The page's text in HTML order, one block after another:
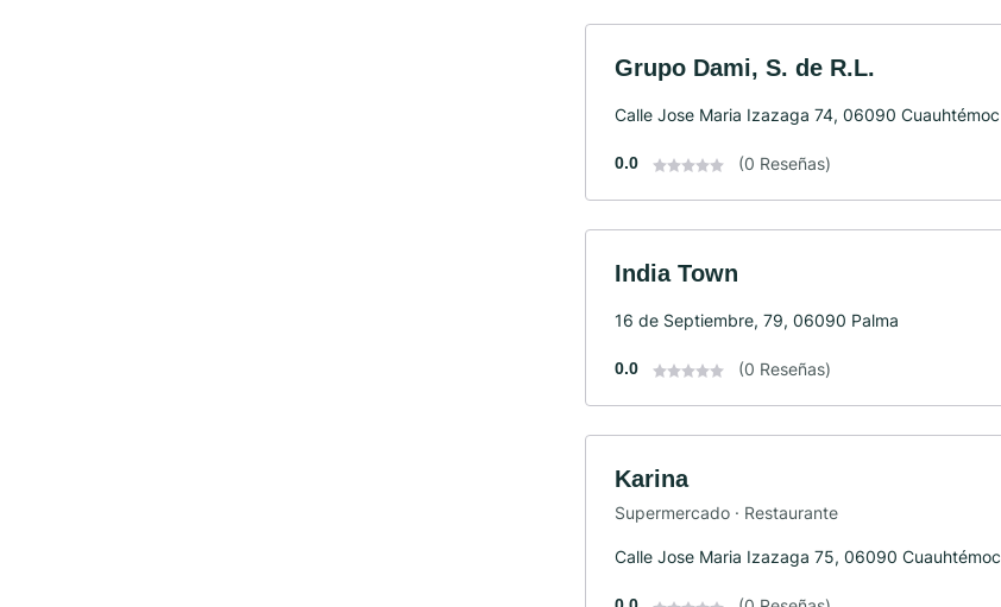
Grupo Dami, S. de R.L.
Calle Jose Maria Izazaga 74, 06090 Cuauhtémoc
0.0 (0 Reseñas)
India Town
16 de Septiembre, 79, 06090 Palma
0.0 (0 Reseñas)
Karina
Supermercado · Restaurante
Calle Jose Maria Izazaga 75, 06090 Cuauhtémoc